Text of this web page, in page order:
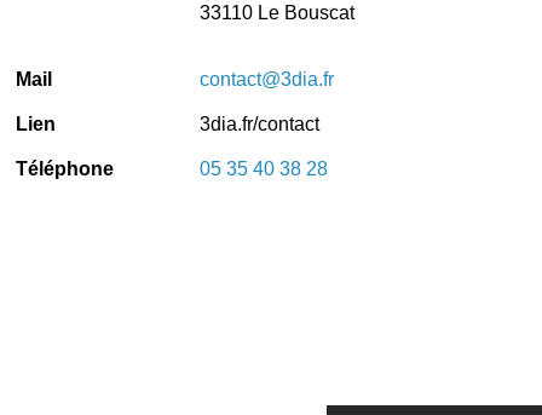
33110 Le Bouscat
Mail contact@3dia.fr
Lien 3dia.fr/contact
Téléphone 05 35 40 38 28